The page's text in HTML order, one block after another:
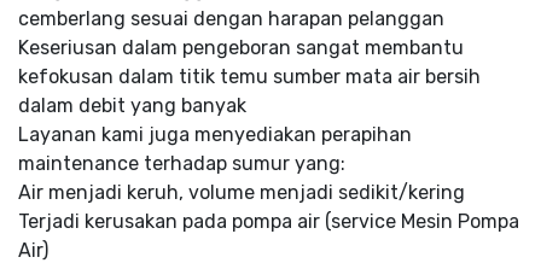
cemberlang sesuai dengan harapan pelanggan
Keseriusan dalam pengeboran sangat membantu
kefokusan dalam titik temu sumber mata air bersih
dalam debit yang banyak
Layanan kami juga menyediakan perapihan
maintenance terhadap sumur yang:
Air menjadi keruh, volume menjadi sedikit/kering
Terjadi kerusakan pada pompa air (service Mesin Pompa
Air)